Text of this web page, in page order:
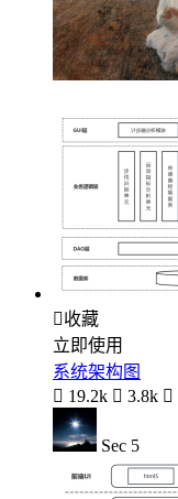
收藏
立即使用
系统架构图
 19.2k  3.8k 
Sec 5